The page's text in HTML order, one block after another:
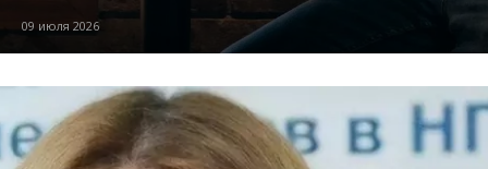
09 июля 2026